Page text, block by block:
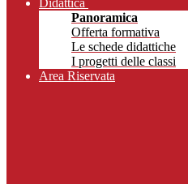
Didattica
Panoramica
Offerta formativa
Le schede didattiche
I progetti delle classi
Area Riservata